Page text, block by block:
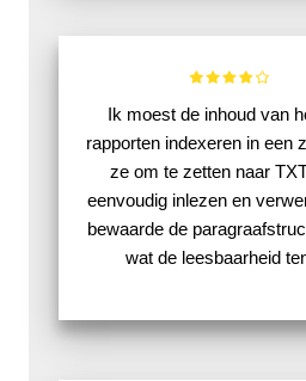
Ik moest de inhoud van
rapporten indexeren in een
ze om te zetten naar
eenvoudig inlezen en
bewaarde de
wat de leesbaarheid